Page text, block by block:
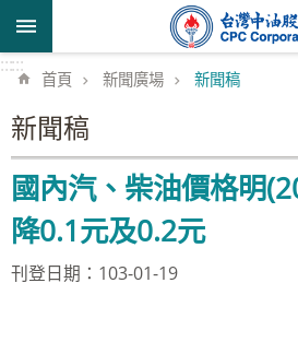
跳到主要內容區塊
::::::
首頁 新聞廣場 新聞稿
新聞稿
國內汽、柴油價格明
降0.1元及0.2元
刊登日期：103-01-19